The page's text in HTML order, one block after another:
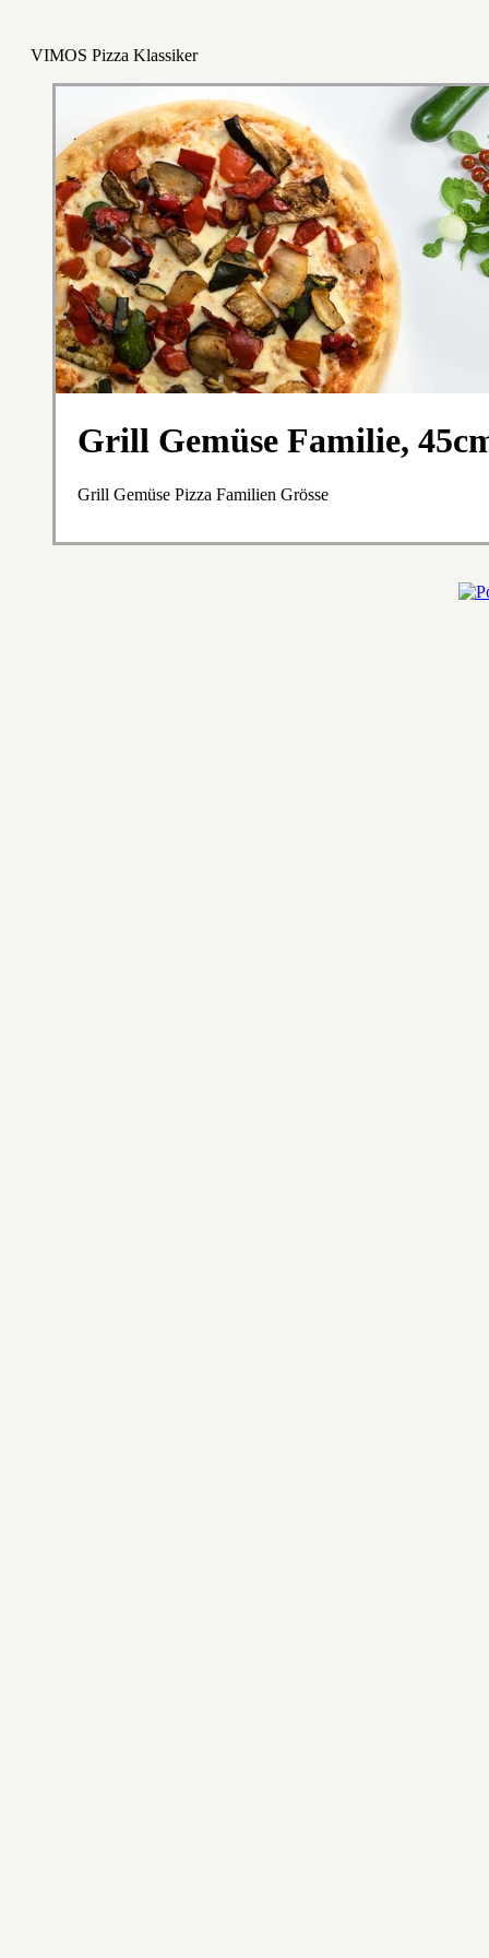
VIMOS Pizza Klassiker
Grill Gemüse Familie,
Grill Gemüse Pizza Familien Grösse